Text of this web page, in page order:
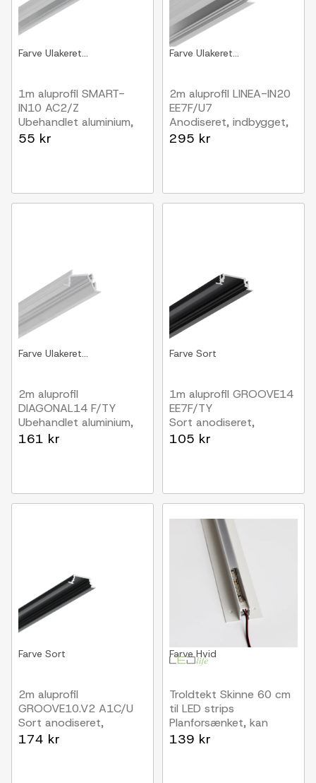
Farve Ulakeret...
1m aluprofil SMART-
IN10 AC2/Z
Ubehandlet aluminium,
indbygget, LED skinne
55 kr
Farve Ulakeret...
2m aluprofil LINEA-IN20
EE7F/U7
Anodiseret, indbygget,
LED skinne
295 kr
Farve Ulakeret...
2m aluprofil
DIAGONAL14 F/TY
Ubehandlet aluminium,
indbygget, LED skinne
161 kr
Farve Sort
1m aluprofil GROOVE14
EE7F/TY
Sort anodiseret,
indbygget, LED skinne
105 kr
Farve Sort
2m aluprofil
GROOVE10.V2 A1C/U
Sort anodiseret,
indbygget, LED skinne
174 kr
FarveHvid
Troldtekt Skinne 60 cm
til LED strips
Planforsænket, kan
forlænges
139 kr